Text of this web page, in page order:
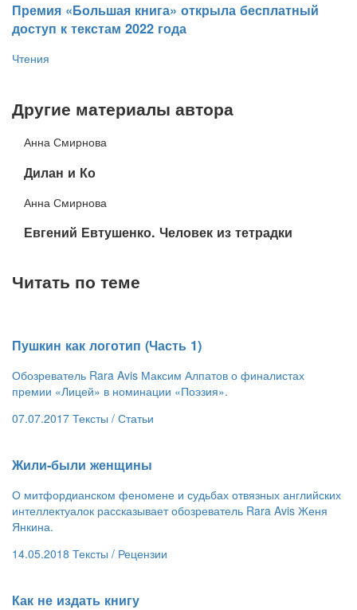
​Премия «Большая книга» открыла бесплатный
доступ к текстам 2022 года
Чтения
Другие материалы автора
Анна Смирнова
​Дилан и Ко
Анна Смирнова
Евгений Евтушенко. Человек из тетрадки
Читать по теме
Пушкин как логотип (Часть 1)
Обозреватель Rara Avis Максим Алпатов о финалистах
премии «Лицей» в номинации «Поэзия».
07.07.2017 Тексты / Статьи
​Жили-были женщины
О митфордианском феномене и судьбах отвязных английских
интеллектуалок рассказывает обозреватель Rara Avis Женя
Янкина.
14.05.2018 Тексты / Рецензии
Как не издать книгу